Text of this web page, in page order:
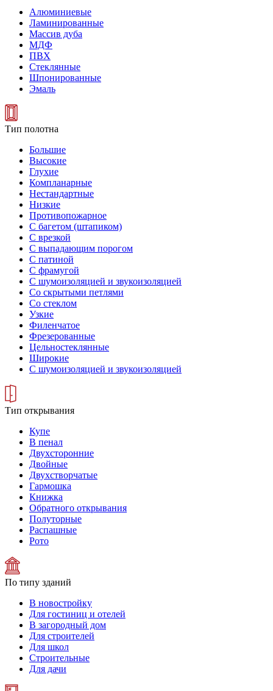
Алюминиевые
Ламинированные
Массив дуба
МДФ
ПВХ
Стеклянные
Шпонированные
Эмаль
Тип полотна
Большие
Высокие
Глухие
Компланарные
Нестандартные
Низкие
Противопожарное
С багетом (штапиком)
С врезкой
С выпадающим порогом
С патиной
С фрамугой
С шумоизоляцией и звукоизоляцией
Со скрытыми петлями
Со стеклом
Узкие
Филенчатое
Фрезерованные
Цельностеклянные
Широкие
С шумоизоляцией и звукоизоляцией
Тип открывания
Купе
В пенал
Двухсторонние
Двойные
Двухстворчатые
Гармошка
Книжка
Обратного открывания
Полуторные
Распашные
Рото
По типу зданий
В новостройку
Для гостиниц и отелей
В загородный дом
Для строителей
Для школ
Строительные
Для дачи